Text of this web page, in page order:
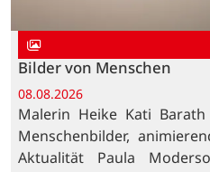
Bilder von Menschen
08.08.2026
Malerin Heike Kati
Menschenbilder,
Aktualität Paula